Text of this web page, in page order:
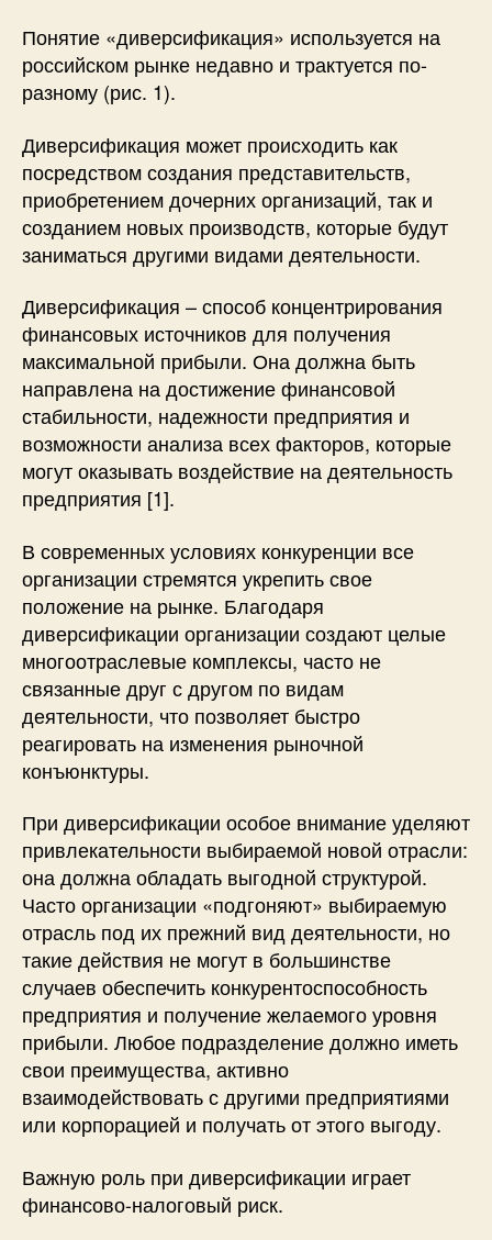
Понятие «диверсификация» используется на
российском рынке недавно и трактуется по-
разному (рис. 1).
Диверсификация может происходить как
посредством создания представительств,
приобретением дочерних организаций, так и
созданием новых производств, которые будут
заниматься другими видами деятельности.
Диверсификация – способ концентрирования
финансовых источников для получения
максимальной прибыли. Она должна быть
направлена на достижение финансовой
стабильности, надежности предприятия и
возможности анализа всех факторов, которые
могут оказывать воздействие на деятельность
предприятия [1].
В современных условиях конкуренции все
организации стремятся укрепить свое
положение на рынке. Благодаря
диверсификации организации создают целые
многоотраслевые комплексы, часто не
связанные друг с другом по видам
деятельности, что позволяет быстро
реагировать на изменения рыночной
конъюнктуры.
При диверсификации особое внимание уделяют
привлекательности выбираемой новой отрасли:
она должна обладать выгодной структурой.
Часто организации «подгоняют» выбираемую
отрасль под их прежний вид деятельности, но
такие действия не могут в большинстве
случаев обеспечить конкурентоспособность
предприятия и получение желаемого уровня
прибыли. Любое подразделение должно иметь
свои преимущества, активно
взаимодействовать с другими предприятиями
или корпорацией и получать от этого выгоду.
Важную роль при диверсификации играет
финансово-налоговый риск.